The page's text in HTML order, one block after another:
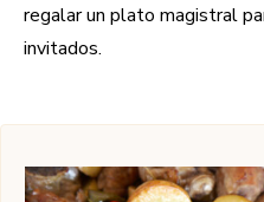
regalar un plato magistral
invitados.